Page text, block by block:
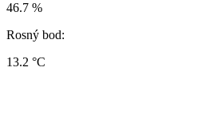
46.7 %
Rosný bod:
13.2 °C